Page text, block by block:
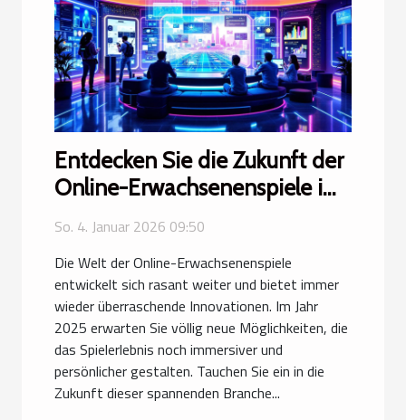
Entdecken Sie die Zukunft der
Online-Erwachsenenspiele im
Jahr 2025
So. 4. Januar 2026 09:50
Die Welt der Online-Erwachsenenspiele
entwickelt sich rasant weiter und bietet immer
wieder überraschende Innovationen. Im Jahr
2025 erwarten Sie völlig neue Möglichkeiten, die
das Spielerlebnis noch immersiver und
persönlicher gestalten. Tauchen Sie ein in die
Zukunft dieser spannenden Branche...